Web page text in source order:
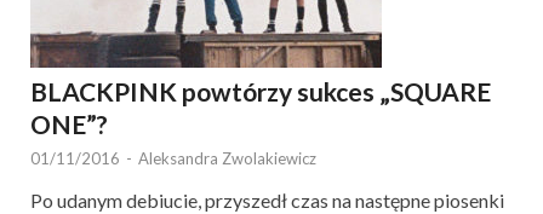
BLACKPINK powtórzy sukces „SQUARE
ONE”?
01/11/2016 - Aleksandra Zwolakiewicz
Po udanym debiucie, przyszedł czas na następne piosenki